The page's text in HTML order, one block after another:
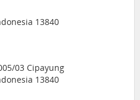
13840
03 Cipayung
13840